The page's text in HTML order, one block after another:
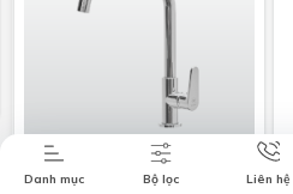
Thương hiệu
Vòi chậu rửa chén Malloca
Danh mục Bộ lọc Liên hệ